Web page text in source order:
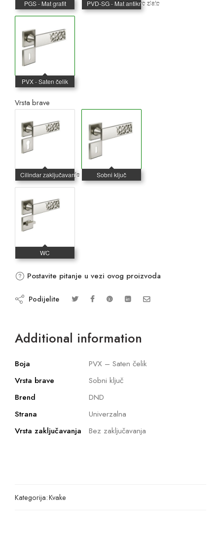
Vrsta brave
Postavite pitanje u vezi ovog proizvoda
Podijelite
Additional information
Boja
PVX – Saten čelik
Vrsta brave
Sobni ključ
Brend
DND
Strana
Univerzalna
Vrsta zaključavanja
Bez zaključavanja
Kategorija:Kvake